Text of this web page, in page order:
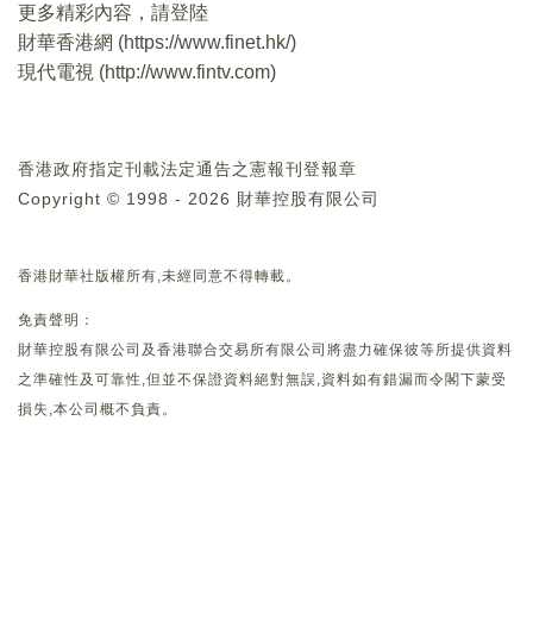
更多精彩內容，請登陸
財華香港網 (https://www.finet.hk/)
現代電視 (http://www.fintv.com)
香港政府指定刊載法定通告之憲報刊登報章
Copyright © 1998 - 2026 財華控股有限公司
香港財華社版權所有,未經同意不得轉載。
免責聲明：
財華控股有限公司及香港聯合交易所有限公司將盡力確保彼等所提供資料
之準確性及可靠性,但並不保證資料絕對無誤,資料如有錯漏而令閣下蒙受
損失,本公司概不負責。